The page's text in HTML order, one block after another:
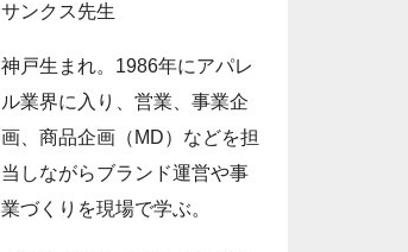
サンクス先生
神戸生まれ。1986年にアパレ
ル業界に入り、営業、事業企
画、商品企画（MD）などを担
当しながらブランド運営や事
業づくりを現場で学ぶ。